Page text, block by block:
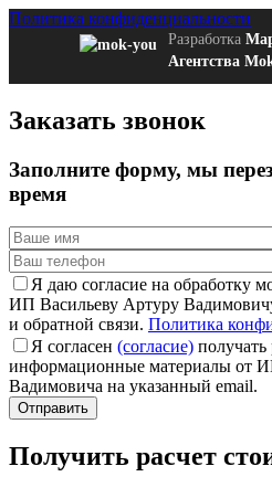
Политика конфиденциальности
Разработка
Агентства
Заказать звонок
Заполните форму, мы
время
Я даю согласие на обработку
ИП Васильеву Артуру
и обратной связи. Политика
Я согласен (согласие)
информационные материалы от
Вадимовича на указанный email.
Получить расчет